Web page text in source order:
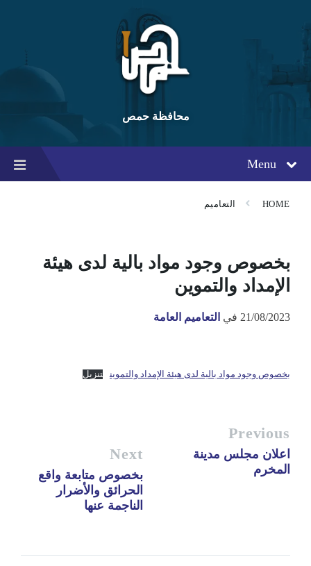
content
main
navigation
footer
محافظة حمص
Menu
HOME التعاميم
بخصوص وجود مواد بالية لدى هيئة
الإمداد والتموين
21/08/2023 في التعاميم العامة
بخصوص وجود مواد بالية لدى هيئة الإمداد والتموين تنزيل
Previous
اعلان مجلس مدينة
المخرم
Next
بخصوص متابعة واقع
الحرائق والأضرار
الناجمة عنها